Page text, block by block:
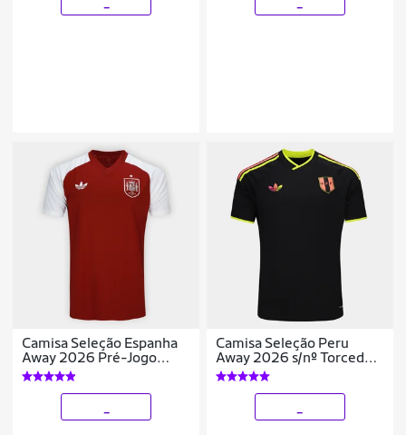
Camisa Seleção Espanha
Away 2026 Pré-Jogo
Adidas Originals
Masculina
Camisa Seleção Peru
Away 2026 s/nº Torcedor
Adidas Originals
Masculina